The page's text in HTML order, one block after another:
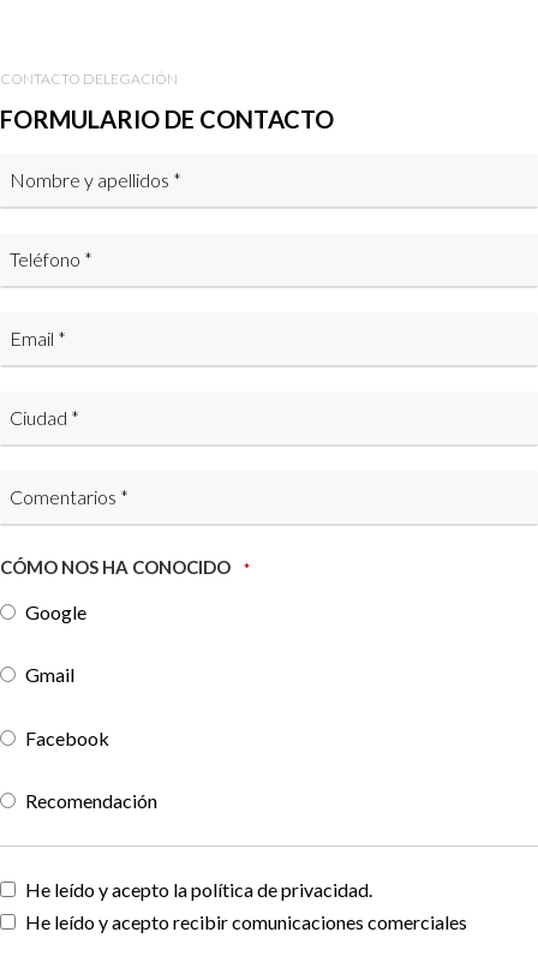
CONTACTO DELEGACIÓN
FORMULARIO DE CONTACTO
CÓMO NOS HA CONOCIDO *
Google
Gmail
Facebook
Recomendación
He leído y acepto la política de privacidad.
He leído y acepto recibir comunicaciones comerciales